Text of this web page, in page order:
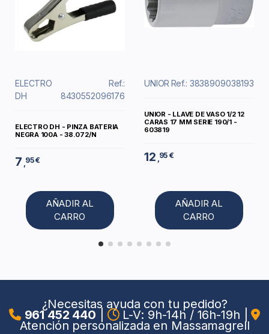
ELECTRO
DH
Ref.:
8430552096176
ELECTRO DH - PINZA BATERIA
NEGRA 100A - 38.072/N
7 ,95 €
AÑADIR AL
CARRO
UNIOR Ref.: 3838909038193
UNIOR - LLAVE DE VASO 1/2 12
CARAS 17 MM SERIE 190/1 -
603819
12 ,95 €
AÑADIR AL
CARRO
¿Necesitas ayuda con tu pedido?
961 452 440 L-V: 9h-14h / 16h-19h
Atención personalizada en Massamagrell